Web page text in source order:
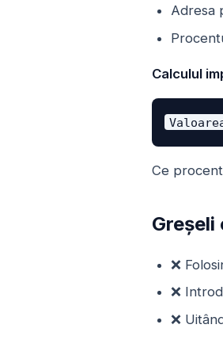
Adresa
Calculul
Ce
❌
❌
❌